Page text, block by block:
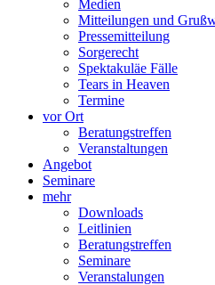
Medien
Mitteilungen und
Pressemitteilung
Sorgerecht
Spektakuläe Fälle
Tears in Heaven
Termine
vor Ort
Beratungstreffen
Veranstaltungen
Angebot
Seminare
mehr
Downloads
Leitlinien
Beratungstreffen
Seminare
Veranstalungen